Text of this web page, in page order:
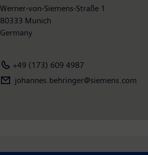
Werner-von-Siemens-Straße 1
80333 Munich
Germany
+49 (173) 609 4987
johannes.behringer@siemens.com